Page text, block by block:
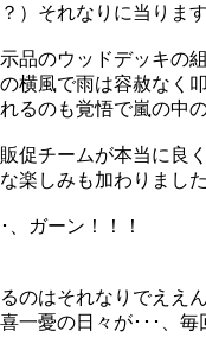
）それなりに当ります
品のウッドデッキの
横風で雨は容赦なく
るのも覚悟で嵐の中
促チームが本当に良
楽しみも加わりました
、ガーン！！！
のはそれなりでええ
一憂の日々が･･･、毎